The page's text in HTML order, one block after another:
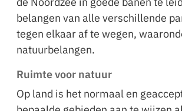
belangen van alle verschillende
tegen elkaar af te wegen,
natuurbelangen.
Ruimte voor natuur
Op land is het normaal en